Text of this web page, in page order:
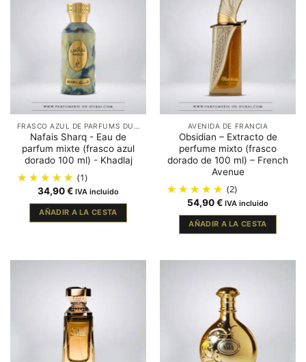
Nafais Sharq - Eau de
parfum mixte (frasco azul
dorado 100 ml) - Khadlaj
(1)
34,90€ IVA incluido
AÑADIR A LA CESTA
AVENIDA DE FRANCIA
Obsidian – Extracto de
perfume mixto (frasco
dorado de 100 ml) – French
Avenue
(2)
54,90€ IVA incluido
AÑADIR A LA CESTA